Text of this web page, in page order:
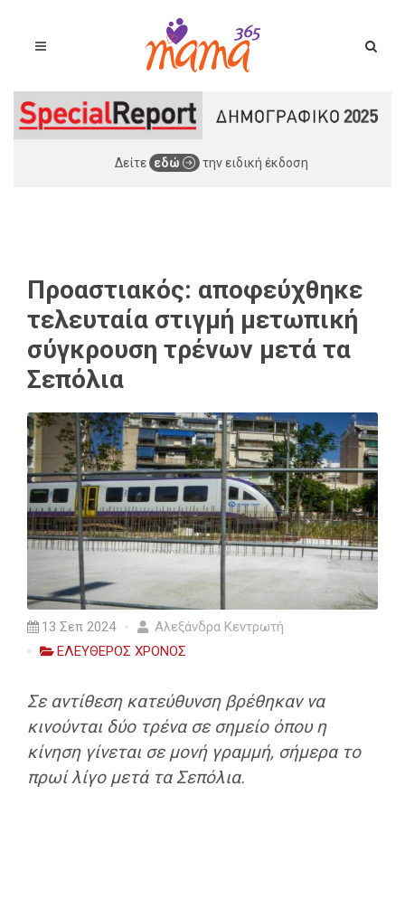
Δείτε εδώ την ειδική έκδοση
Προαστιακός: αποφεύχθηκε
τελευταία στιγμή μετωπική
σύγκρουση τρένων μετά τα
Σεπόλια
13 Σεπ 2024
Αλεξάνδρα Κεντρωτή
ΕΛΕΥΘΕΡΟΣ ΧΡΟΝΟΣ
Σε αντίθεση κατεύθυνση βρέθηκαν να
κινούνται δύο τρένα σε σημείο όπου η
κίνηση γίνεται σε μονή γραμμή, σήμερα το
πρωί λίγο μετά τα Σεπόλια.